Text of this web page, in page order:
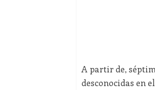
A partir de,
desconocidas en